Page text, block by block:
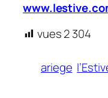
vues2 304
ariege